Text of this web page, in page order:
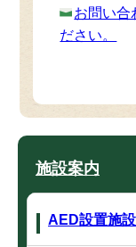
お問い合
ださい。
施設案内
AED設置施設